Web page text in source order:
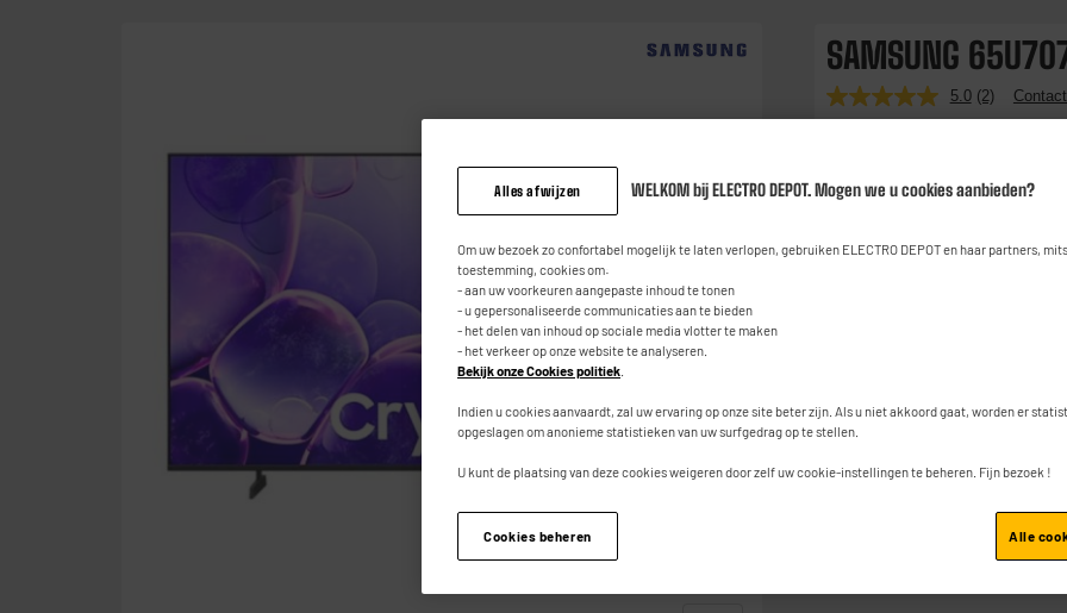
SAMSUNG
5.0 Lees
2
paginalink.
(2)
Toevoegen aan
Alles afwijzen WELKOM bij ELECTRO DEPOT. Mogen we u cookies aanbieden?
Om uw bezoek zo confortabel mogelijk te laten verlopen, gebruiken ELECTRO DEPOT en haar partners,
toestemming, cookies om:
- aan uw voorkeuren aangepaste inhoud te tonen
- u gepersonaliseerde communicaties aan te bieden
- het delen van inhoud op sociale media vlotter te maken
- het verkeer op onze website te analyseren.
Bekijk onze Cookies politiek
Indien u cookies aanvaardt, zal uw ervaring op onze site beter zijn. Als u niet akkoord gaat, worden er
opgeslagen om anonieme statistieken van uw surfgedrag op te stellen.
U kunt de plaatsing van deze cookies weigeren door zelf uw cookie-instellingen te beheren. Fijn bezoek !
Cookies beheren Alle